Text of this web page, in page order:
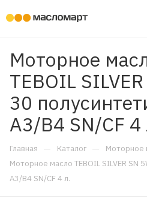
Моторное
TEBOIL
30
A3/B4 SN/CF 4
Главная — Каталог — Моторное
Моторное масло TEBOIL SILVER SN
A3/B4 SN/CF 4 л.